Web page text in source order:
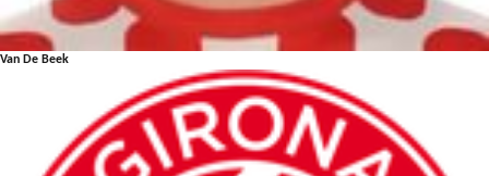
Van De Beek